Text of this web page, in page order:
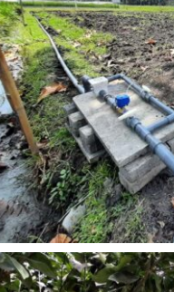
READ MORE
Irigasi Pintar